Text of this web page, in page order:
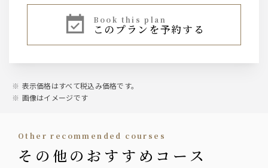
book this plan
このプランを予約する
表示価格はすべて税込み価格です。
画像はイメージです
other recommended courses
その他のおすすめコース